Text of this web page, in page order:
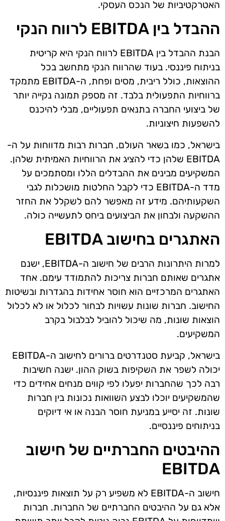
האטרקטיביות של הנכס העסקי.
ההבדל בין EBITDA לרווח הנקי
הבנת ההבדל בין EBITDA לרווח הנקי היא קריטית
בניתוח פיננסי. בעוד שהרווח הנקי מתחשב בכל
ההוצאות, כולל ריבית, מסים ופחת, ה-EBITDA מתמקד
ברווחיות התפעולית בלבד. זה מספק תמונה נקייה יותר
של ביצועי החברה בתנאים תפעוליים, מבלי להיכנס
להשפעות חיצוניות.
בישראל, כמו בשאר העולם, חברות רבות מדווחות על ה-
EBITDA שלהן כדי להציג את הרווחיות האמיתית שלהן.
המשקיעים מבינים את ההבדלים הללו ומסתמכים על
מדד ה-EBITDA כדי לקבל החלטות מושכלות לגבי
השקעותיהם. מידע זה מאפשר להם לשקלל את החזר
ההשקעה ולבחון את הביצועים ביחס לתעשייה כולה.
האתגרים בחישוב EBITDA
למרות היתרונות הרבים של חישוב ה-EBITDA, ישנם
אתגרים שאותם חברות צריכות להתמודד עימם. אחד
האתגרים המרכזיים הוא חוסר אחידות בהגדרות ובשיטות
החישוב. חברות שונות עשויות לבחור לכלול או לא לכלול
הוצאות שונות, מה שיכול להוביל לבלבול בקרב
המשקיעים.
בישראל, קביעת סטנדרטים ברורים לחישוב ה-EBITDA
יכולה לשפר את השקיפות בשוק ההון. ישנה חשיבות
רבה לכך שהחברות יפעלו לפי קווים מנחים אחידים כדי
שהמשקיעים יוכלו לבצע השוואות נכונות בין חברות
שונות. זה יסייע במניעת חוסר הבנה או אי דיוקים
בניתוחים פיננסיים.
ההיבטים החברתיים של חישוב
EBITDA
חישוב ה-EBITDA לא משפיע רק על תוצאות פיננסיות,
אלא גם על ההיבטים החברתיים של החברות. חברות